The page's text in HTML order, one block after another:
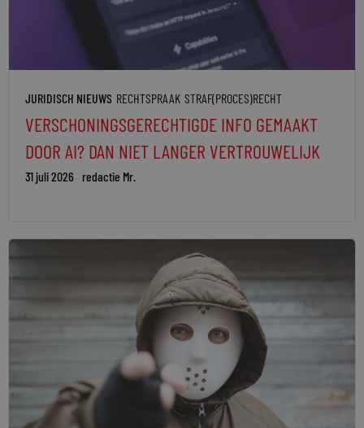
JURIDISCH NIEUWS RECHTSPRAAK STRAF(PROCES)RECHT
VERSCHONINGSGERECHTIGDE INFO GEMAAKT
DOOR AI? DAN NIET LANGER VERTROUWELIJK
31 juli 2026 redactie Mr.